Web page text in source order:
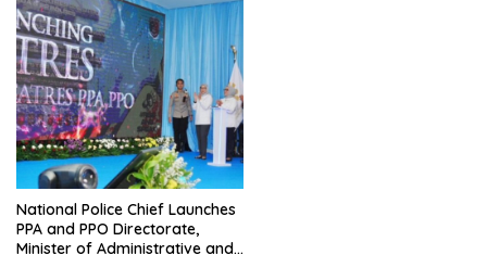
National Police Chief Launches
PPA and PPO Directorate,
Minister of Administrative and